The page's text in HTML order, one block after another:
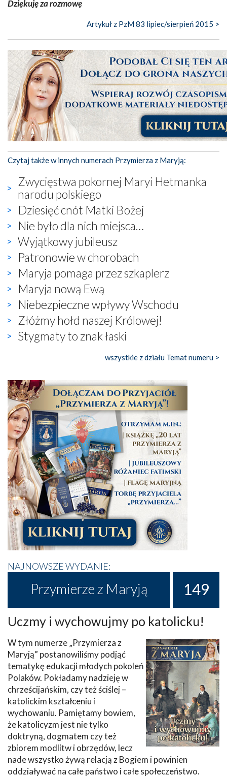
Dziękuję za rozmowę
Artykuł z PzM 83 lipiec/sierpień 2015 >
Czytaj także w innych numerach Przymierza z Maryją:
Zwycięstwa pokornej Maryi Hetmanka
narodu polskiego
Dziesięć cnót Matki Bożej
Nie było dla nich miejsca…
Wyjątkowy jubileusz
Patronowie w chorobach
Maryja pomaga przez szkaplerz
Maryja nową Ewą
Niebezpieczne wpływy Wschodu
Złóżmy hołd naszej Królowej!
Stygmaty to znak łaski
wszystkie z działu Temat numeru >
NAJNOWSZE WYDANIE:
Przymierze z Maryją 149
Uczmy i wychowujmy po katolicku!
W tym numerze „Przymierza z
Maryją” postanowiliśmy podjąć
tematykę edukacji młodych pokoleń
Polaków. Pokładamy nadzieję w
chrześcijańskim, czy też ściślej –
katolickim kształceniu i
wychowaniu. Pamiętamy bowiem,
że katolicyzm jest nie tylko
doktryną, dogmatem czy też
zbiorem modlitw i obrzędów, lecz
nade wszystko żywą relacją z Bogiem i powinien
oddziaływać na całe państwo i całe społeczeństwo.